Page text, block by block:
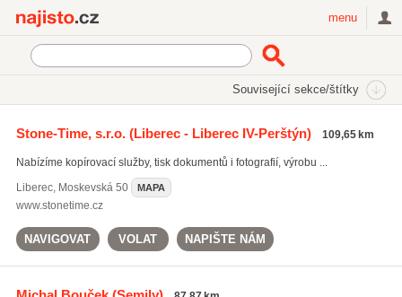
menu
Související sekce/štítky
Reklamní předměty a sítotisk
Reklamní tiskoviny a vizitky
Stone-Time, s.r.o.(Liberec - Liberec IV-Perštýn) 109,65 km
Nabízíme kopírovací služby, tisk dokumentů i fotografií, výrobu ...
Liberec, Moskevská 50 MAPA
www.stonetime.cz
NAVIGOVAT VOLAT NAPIŠTE NÁM